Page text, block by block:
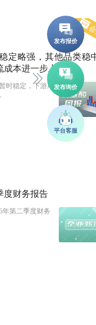
定略强，其他品类稳
成本进一步上升
时稳定，下游用
度财务报告
年第二季度财务